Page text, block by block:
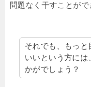
問題なく干すことがで
それでも、もっ
いいという方には
かがでしょう？